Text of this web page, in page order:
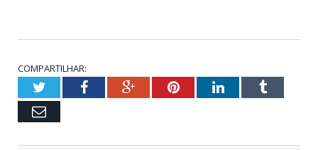
COMPARTILHAR:
TwitterFacebookGoogle+PinterestLinkedInTumblr
Email